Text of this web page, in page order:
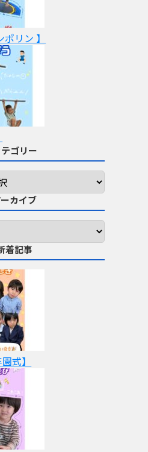
リン 】
ゴリー
カイブ
着記事
式】